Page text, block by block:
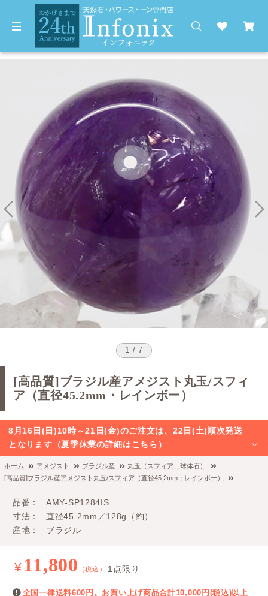
1 / 7
[高品質]ブラジル産アメジスト丸玉/スフィ
ア（直径45.2mm・レインボー）
8月16日(日)10時～21日(金)のご注文は、22日(土)順次発送
となります（夏季休業の詳細はこちら）
ホーム アメジスト ブラジル産
丸玉（スフィア、球体石）
[高品質]ブラジル産アメジスト丸玉/スフィア（直径45.2mm・レインボー）
品番
AMY-SP1284IS
寸法
直径45.2mm／128g（約）
産地
ブラジル
¥ 11,800 （税込） 1点限り
全国一律送料600円。お買い上げ商品合計10,000円(税込)以上